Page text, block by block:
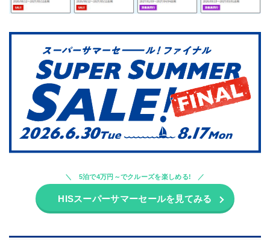
5泊で4万円～でクルーズを楽しめる!
HISスーパーサマーセールを見てみる